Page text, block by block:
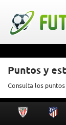
Puntos y
Consulta los